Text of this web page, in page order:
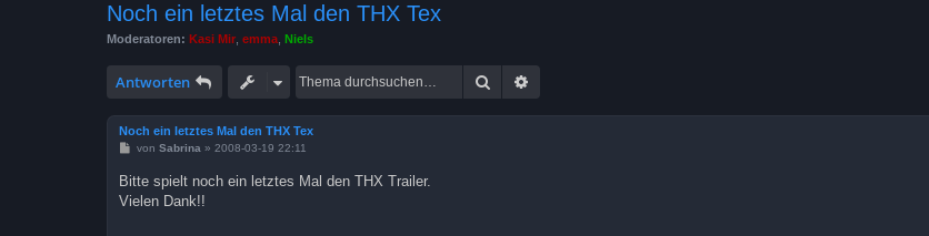
Noch ein letztes Mal den THX Tex
Moderatoren: Kasi Mir emma Niels
Antworten Suche
Noch ein letztes Mal den THX Tex
B
t
r
von Sabrina » 2008-03-19 22:11
Bitte spielt noch ein letztes Mal den THX Trailer.
Vielen Dank!!